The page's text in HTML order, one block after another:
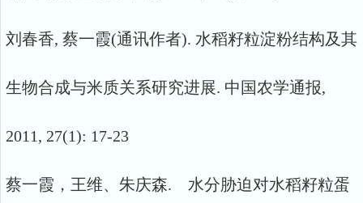
刘春香, 蔡一霞(通讯作者). 水稻籽粒淀粉结构及其
生物合成与米质关系研究进展. 中国农学通报,
2011, 27(1): 17-23
蔡一霞，王维、朱庆森. 水分胁迫对水稻籽粒蛋